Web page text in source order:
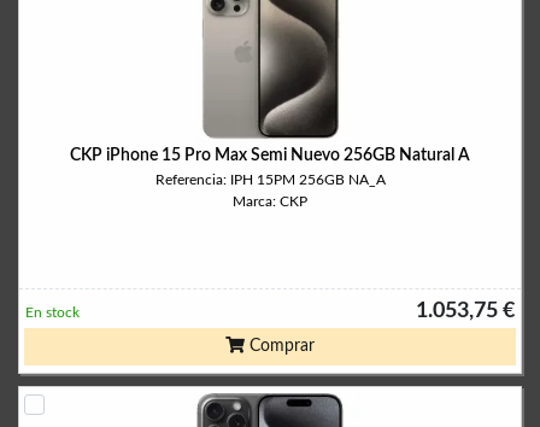
CKP iPhone 15 Pro Max Semi Nuevo 256GB Natural A
Referencia: IPH 15PM 256GB NA_A
Marca: CKP
1.053,75 €
En stock
Comprar